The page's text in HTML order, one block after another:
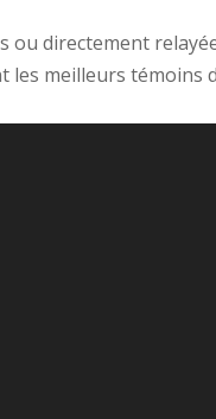
ou directement
meilleurs témoins